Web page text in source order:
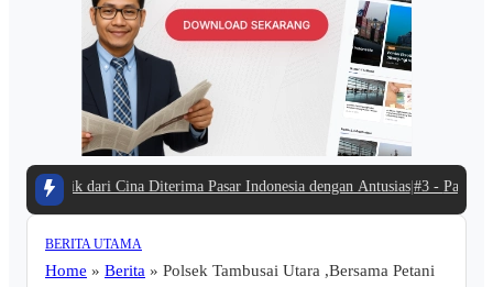
Diterima Pasar Indonesia dengan Antusias|#3 -Panduan Belanja Online
BERITA UTAMA
Home » Berita » Polsek Tambusai Utara ,Bersama Petani